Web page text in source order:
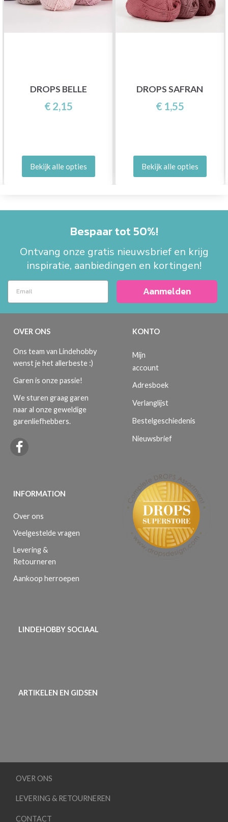
DROPS BELLE
€ 2,15
Bekijk alle opties
DROPS SAFRAN
€ 1,55
Bekijk alle opties
Bespaar tot 50%!
Ontvang onze gratis nieuwsbrief en krijg
inspiratie, aanbiedingen en kortingen!
Aanmelden
OVER ONS
Ons team van Lindehobby
wenst je het allerbeste :)
Garen is onze passie!
We sturen graag garen
naar al onze geweldige
garenliefhebbers.
INFORMATION
Over ons
Veelgestelde vragen
Levering &
Retourneren
Aankoop herroepen
KONTO
Mijn
account
Adresboek
Verlanglijst
Bestelgeschiedenis
Nieuwsbrief
LINDEHOBBY SOCIAAL
ARTIKELEN EN GIDSEN
OVER ONS
LEVERING & RETOURNEREN
CONTACT